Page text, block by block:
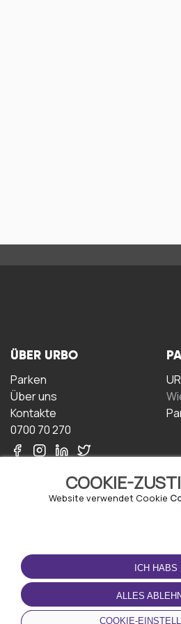
COOKIE-
Website verwendet Cookie
ICH HABS
ALLES
COOKIE-
ÜBER URBO
Parken
Über uns
Kontakte
0700 70 270
NUTZUNGSBEDINGUNGEN
Geschäftsbedingungen
Datenschutz-
Bestimmungen
Cookie-Richtlinie